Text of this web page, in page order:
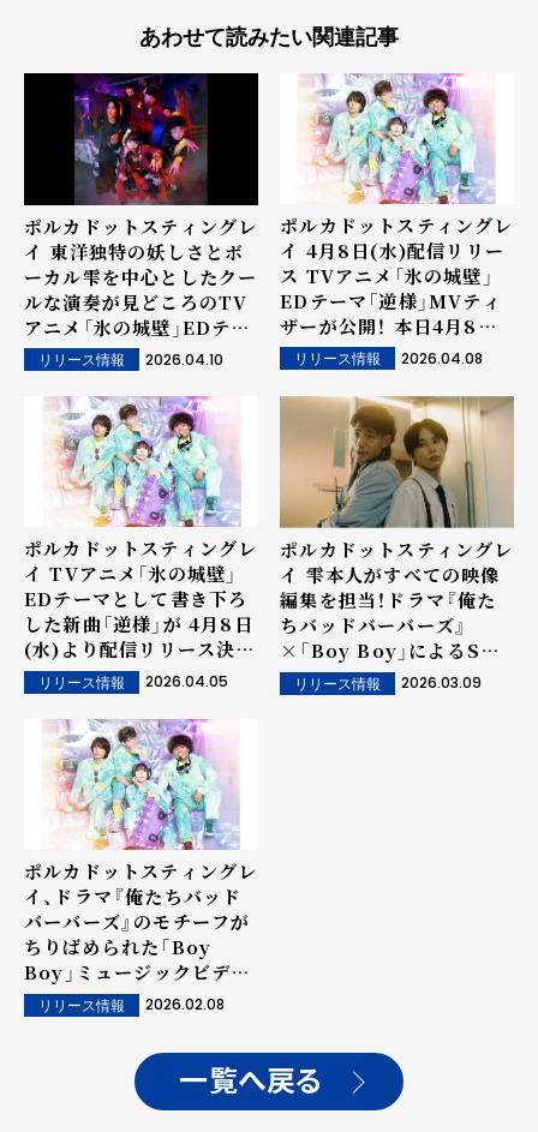
あわせて読みたい関連記事
ポルカドットスティングレ
イ 東洋独特の妖しさとボ
ーカル雫を中心としたクー
ルな演奏が見どころのTV
アニメ「氷の城壁」EDテー
マ「逆様」MVが公開！
リリース情報 2026.04.10
ポルカドットスティングレ
イ 4月8日(水)配信リリー
ス TVアニメ「氷の城壁」
EDテーマ「逆様」MVティ
ザーが公開！ 本日4月8日
(水)20:00よりMVプレミ
ア公開決定!!
リリース情報 2026.04.08
ポルカドットスティングレ
イ TVアニメ「氷の城壁」
EDテーマとして書き下ろ
した新曲「逆様」が 4月8日
(水)より配信リリース決
定！リリース情報 2026.04.05
ポルカドットスティングレ
イ 雫本人がすべての映像
編集を担当！ドラマ『俺た
ちバッドバーバーズ』
×「Boy Boy」によるSP
コラボムービーが公開!!
リリース情報 2026.03.09
ポルカドットスティングレ
イ、ドラマ『俺たちバッド
バーバーズ』のモチーフが
ちりばめられた「Boy
Boy」ミュージックビデオ
公開！
リリース情報 2026.02.08
一覧へ戻る